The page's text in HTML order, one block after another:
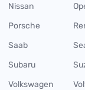
Nissan
Porsche
Saab
Subaru
Volkswagen